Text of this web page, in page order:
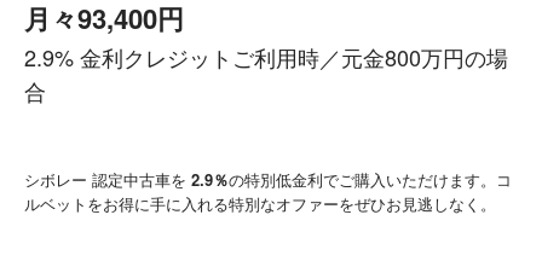
月々93,400円
2.9% 金利クレジットご利用時／元金800万円の場
合
シボレー 認定中古車を 2.9％の特別低金利でご購入いただけます。コ
ルベットをお得に手に入れる特別なオファーをぜひお見逃しなく。